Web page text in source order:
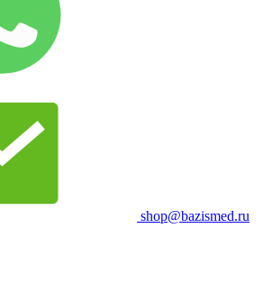
shop@bazismed.ru